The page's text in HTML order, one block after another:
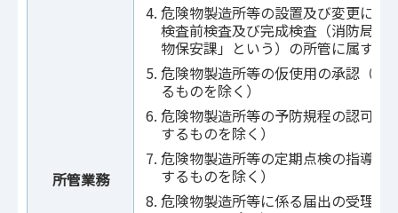
所管業務
危険物製造所等の設置及び変更に係
検査前検査及び完成検査（消防局危
物保安課」という）の所管に属する
危険物製造所等の仮使用の承認（危
るものを除く）
危険物製造所等の予防規程の認可（
するものを除く）
危険物製造所等の定期点検の指導（
するものを除く）
危険物製造所等に係る届出の受理（